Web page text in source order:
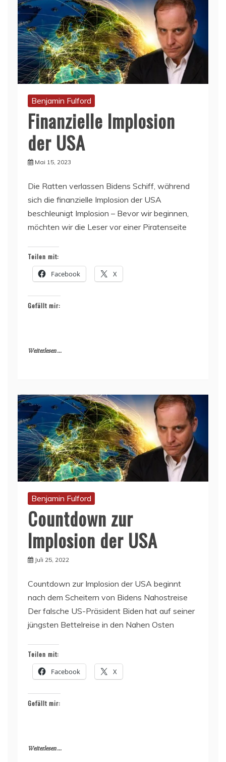
Benjamin Fulford
Finanzielle Implosion
der USA
Mai 15, 2023
Die Ratten verlassen Bidens Schiff, während
sich die finanzielle Implosion der USA
beschleunigt Implosion – Bevor wir beginnen,
möchten wir die Leser vor einer Piratenseite
Teilen mit:
Facebook X
Gefällt mir:
Weiterlesen ...
Benjamin Fulford
Countdown zur
Implosion der USA
Juli 25, 2022
Countdown zur Implosion der USA beginnt
nach dem Scheitern von Bidens Nahostreise
Der falsche US-Präsident Biden hat auf seiner
jüngsten Bettelreise in den Nahen Osten
Teilen mit:
Facebook X
Gefällt mir:
Weiterlesen ...